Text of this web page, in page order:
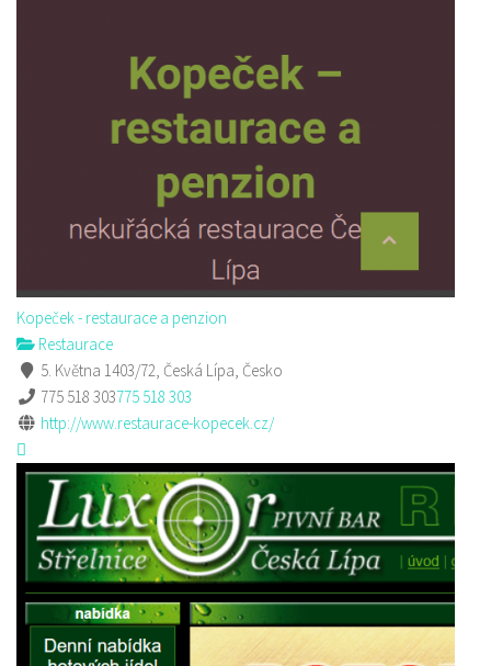
Kopeček - restaurace a penzion
Restaurace
5. Května 1403/72, Česká Lípa, Česko
775 518 303775 518 303
http://www.restaurace-kopecek.cz/